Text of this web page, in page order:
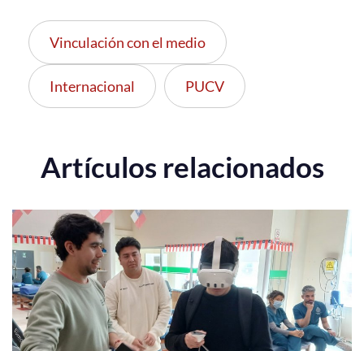
Vinculación con el medio
Internacional PUCV
Artículos relacionados